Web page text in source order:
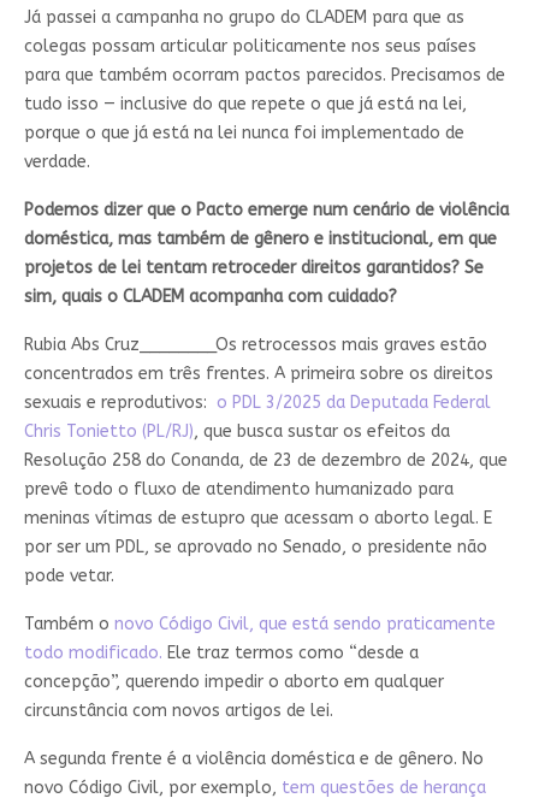
Já passei a campanha no grupo do CLADEM para que as
colegas possam articular politicamente nos seus países
para que também ocorram pactos parecidos. Precisamos de
tudo isso — inclusive do que repete o que já está na lei,
porque o que já está na lei nunca foi implementado de
verdade.
Podemos dizer que o Pacto emerge num cenário de violência
doméstica, mas também de gênero e institucional, em que
projetos de lei tentam retroceder direitos garantidos? Se
sim, quais o CLADEM acompanha com cuidado?
Rubia Abs Cruz________ Os retrocessos mais graves estão
concentrados em três frentes. A primeira sobre os direitos
sexuais e reprodutivos: o PDL 3/2025 da Deputada Federal
Chris Tonietto (PL/RJ), que busca sustar os efeitos da
Resolução 258 do Conanda, de 23 de dezembro de 2024, que
prevê todo o fluxo de atendimento humanizado para
meninas vítimas de estupro que acessam o aborto legal. E
por ser um PDL, se aprovado no Senado, o presidente não
pode vetar.
Também o novo Código Civil, que está sendo praticamente
todo modificado. Ele traz termos como “desde a
concepção”, querendo impedir o aborto em qualquer
circunstância com novos artigos de lei.
A segunda frente é a violência doméstica e de gênero. No
novo Código Civil, por exemplo, tem questões de herança